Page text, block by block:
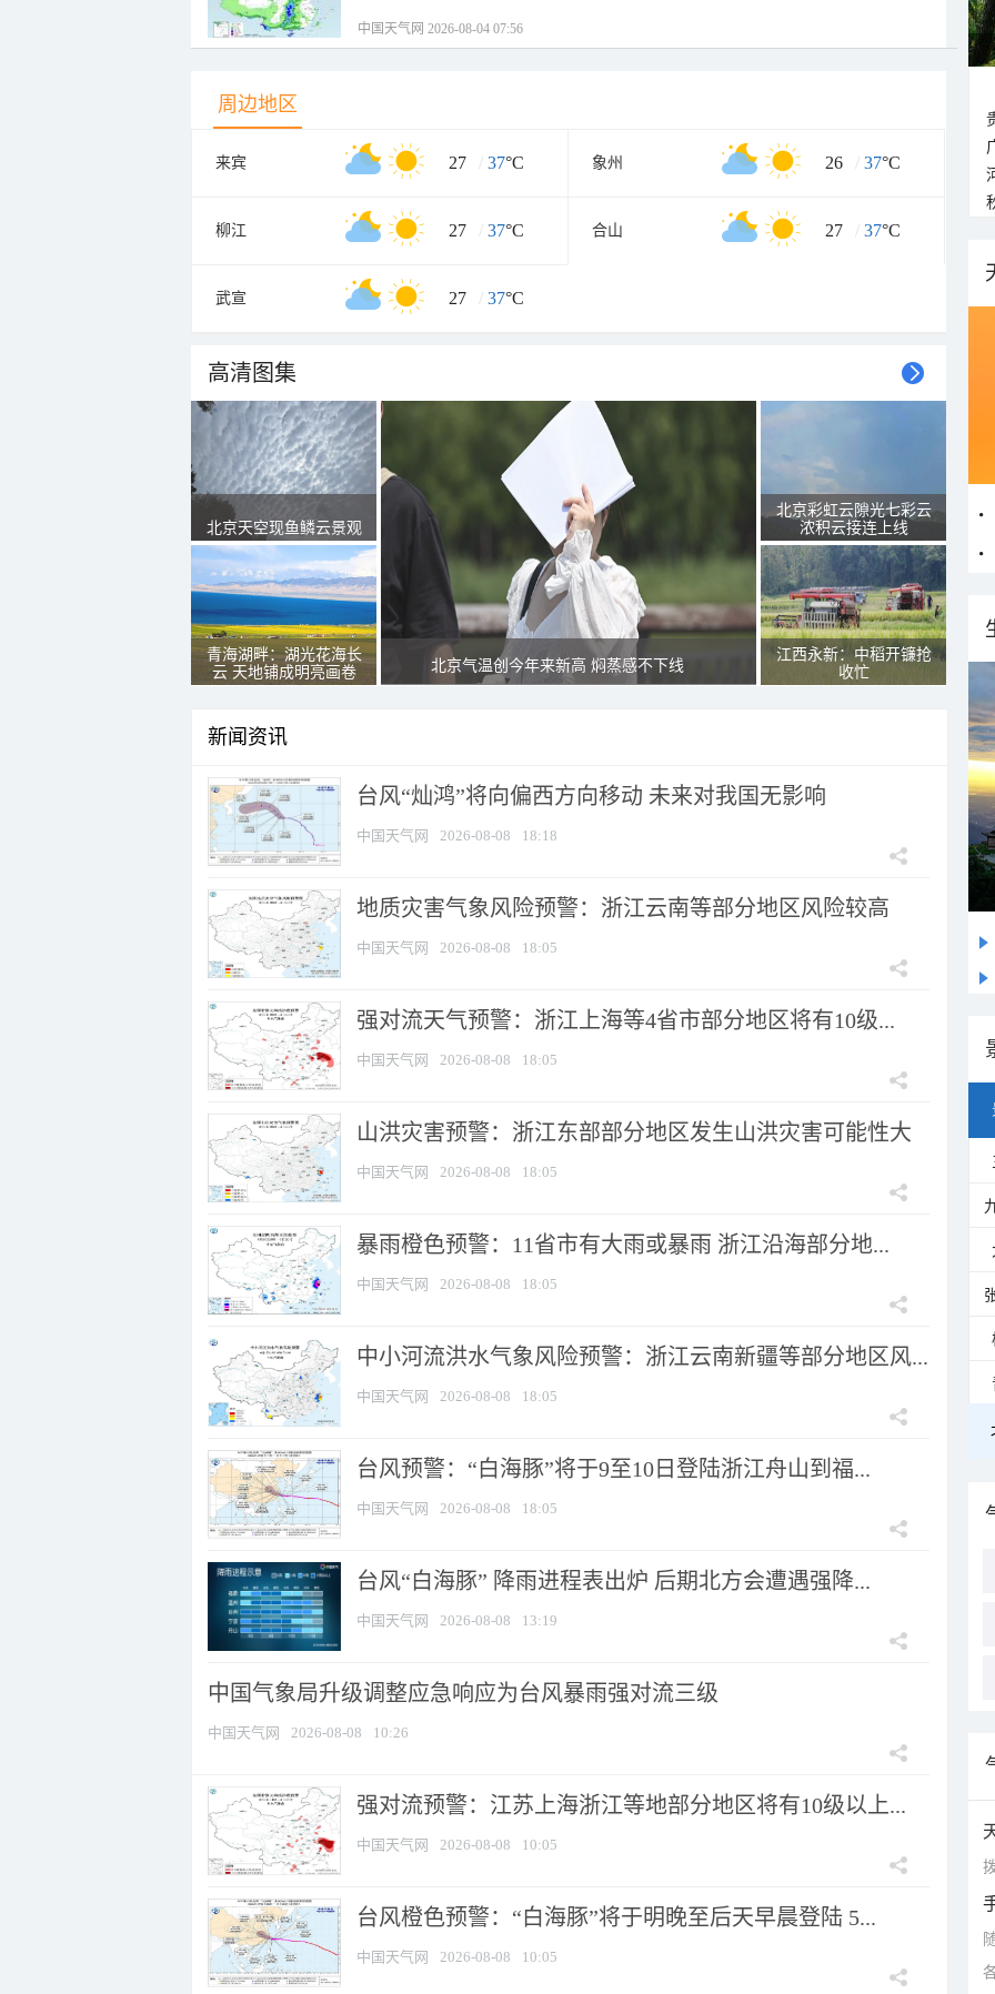
中国天气网 2026-08-04 07:56
周边地区
来宾 27 / 37°C 象州 26 / 37°C
柳江 27 / 37°C 合山 27 / 37°C
武宣 27 / 37°C
高清图集
北京天空现鱼鳞云景观
青海湖畔：湖光花海长
云 天地铺成明亮画卷
北京气温创今年来新高 焖蒸感不下线
北京彩虹云隙光七彩云
浓积云接连上线
江西永新：中稻开镰抢
收忙
新闻资讯
台风“灿鸿”将向偏西方向移动 未来对我国无影响
中国天气网 2026-08-08 18:18
地质灾害气象风险预警：浙江云南等部分地区风险较高
中国天气网 2026-08-08 18:05
强对流天气预警：浙江上海等4省市部分地区将有10级...
中国天气网 2026-08-08 18:05
山洪灾害预警：浙江东部部分地区发生山洪灾害可能性大
中国天气网 2026-08-08 18:05
暴雨橙色预警：11省市有大雨或暴雨 浙江沿海部分地...
中国天气网 2026-08-08 18:05
中小河流洪水气象风险预警：浙江云南新疆等部分地区风...
中国天气网 2026-08-08 18:05
台风预警：“白海豚”将于9至10日登陆浙江舟山到福...
中国天气网 2026-08-08 18:05
台风“白海豚” 降雨进程表出炉 后期北方会遭遇强降...
中国天气网 2026-08-08 13:19
中国气象局升级调整应急响应为台风暴雨强对流三级
中国天气网 2026-08-08 10:26
强对流预警：江苏上海浙江等地部分地区将有10级以上...
中国天气网 2026-08-08 10:05
台风橙色预警：“白海豚”将于明晚至后天早晨登陆 5...
中国天气网 2026-08-08 10:05